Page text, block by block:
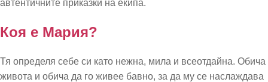
автентичните приказки на екипа.
Коя е Мария?
Тя определя себе си като нежна, мила и всеотдайна. Обича
живота и обича да го живее бавно, за да му се наслаждава